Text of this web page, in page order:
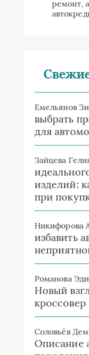
ремонт,
Емельянов
выбрать
для
Зайцева
изделий:
при
Никифорова
избавить
Романова
Новый
кроссовер
Соловьёв
Описание